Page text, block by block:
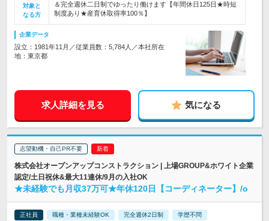
対象と
なる方
＆完全週休二日制でゆったり働けます【年間休日125日★時短
制度あり★産育休取得率100％】
企業データ
設立：1981年11月／従業員数：5,784人／本社所在
地：東京都
求人詳細を見る 気になる
志望動機・自己PR不要
株式会社オープンアップコンストラクション | 上場GROUP&ホワイト企業
認定/土日祝休&最大11連休/9月の入社OK
★未経験でも月収37万可★年休120日【コーディネーター】/o
正社員 職種・業種未経験OK 完全週休2日制 学歴不問